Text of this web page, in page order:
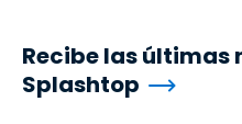
Recibe las últimas
Splashtop